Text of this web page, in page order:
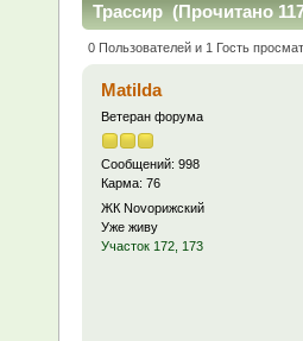
Трассир (Прочитано
0 Пользователей и 1 Гость
Matilda
Ветеран форума
Сообщений: 998
Карма: 76
ЖК Novoрижский
Уже живу
Участок 172, 173